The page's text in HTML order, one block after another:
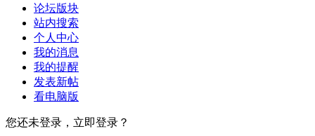
论坛版块
站内搜索
个人中心
我的消息
我的提醒
发表新帖
看电脑版
您还未登录，立即登录？